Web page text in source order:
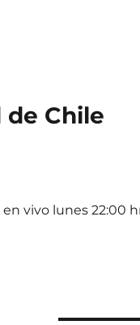
de Chile
en vivo lunes 22:00